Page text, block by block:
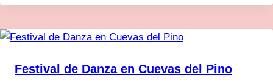
Festival de Danza en Cuevas del Pino